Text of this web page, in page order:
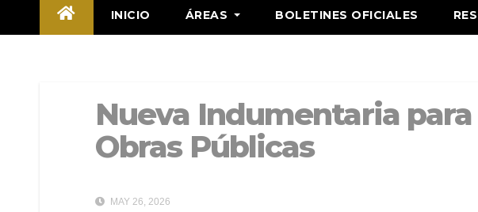
INICIO ÁREAS BOLETINES OFICIALES
Nueva Indumentaria
Obras Públicas
MAY 26, 2026